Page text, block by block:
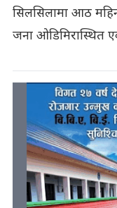
सिलसिलामा आठ
जना ओडिमिरास्थित